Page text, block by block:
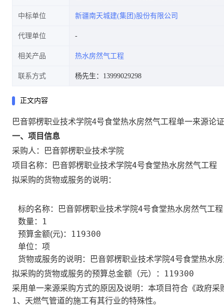
中标单位 新疆南天城建(集团)股份有限公司
代理单位
相关产品 热水房然气工程
联系方式 杨先生：13999029298
正文内容
巴音郭楞职业技术学院4号食堂热水房然气工程单一来源论
一、项目信息
采购人：
巴音郭楞职业技术学院
项目名称： 巴音郭楞职业技术学院4号食堂热水房然气工程
拟采购的货物或服务的说明：
标的名称： 巴音郭楞职业技术学院4号食堂热水房然气工程
数量： 1
预算金额(元)： 119300
单位： 项
货物或服务的说明： 巴音郭楞职业技术学院4号食堂热水
拟采购的货物或服务的预算总金额（元）： 119300
采用单一来源采购方式的原因及说明： 本项目符合《政府采
1、天燃气管道的施工有其行业的特殊性。